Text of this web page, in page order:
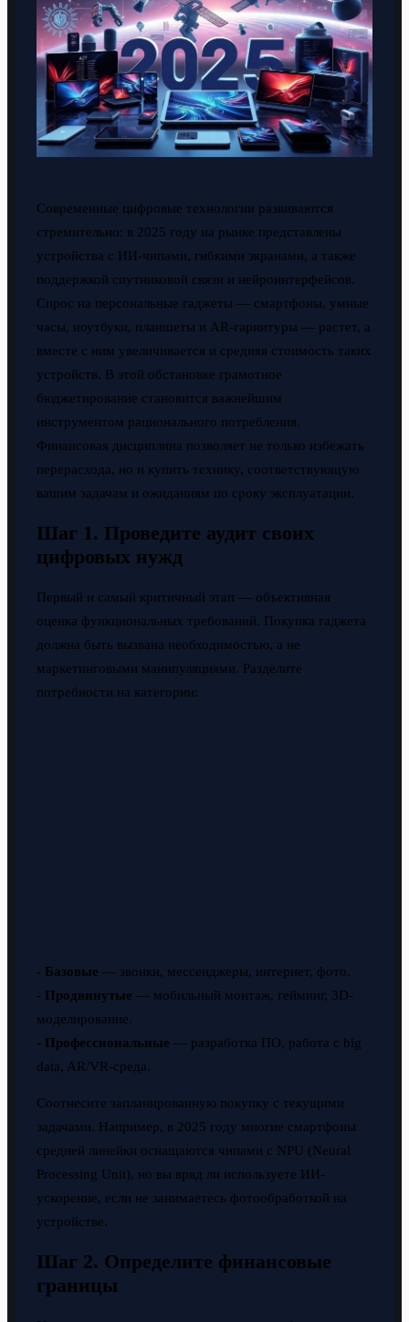
Современные цифровые технологии развиваются
стремительно: в 2025 году на рынке представлены
устройства с ИИ-чипами, гибкими экранами, а также
поддержкой спутниковой связи и нейроинтерфейсов.
Спрос на персональные гаджеты — смартфоны, умные
часы, ноутбуки, планшеты и AR-гарнитуры — растет, а
вместе с ним увеличивается и средняя стоимость таких
устройств. В этой обстановке грамотное
бюджетирование становится важнейшим
инструментом рационального потребления.
Финансовая дисциплина позволяет не только избежать
перерасхода, но и купить технику, соответствующую
вашим задачам и ожиданиям по сроку эксплуатации.
Шаг 1. Проведите аудит своих
цифровых нужд
Первый и самый критичный этап — объективная
оценка функциональных требований. Покупка гаджета
должна быть вызвана необходимостью, а не
маркетинговыми манипуляциями. Разделите
потребности на категории:
- Базовые — звонки, мессенджеры, интернет, фото.
- Продвинутые — мобильный монтаж, гейминг, 3D-
моделирование.
- Профессиональные — разработка ПО, работа с big
data, AR/VR-среда.
Соотнесите запланированную покупку с текущими
задачами. Например, в 2025 году многие смартфоны
средней линейки оснащаются чипами с NPU (Neural
Processing Unit), но вы вряд ли используете ИИ-
ускорение, если не занимаетесь фотообработкой на
устройстве.
Шаг 2. Определите финансовые
границы